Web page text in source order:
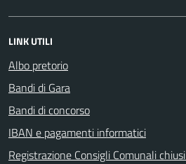
LINK UTILI
Albo pretorio
Bandi di Gara
Bandi di concorso
IBAN e pagamenti informatici
Registrazione Consigli Comunali